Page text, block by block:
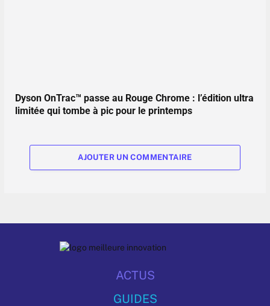
Dyson OnTrac™ passe au Rouge Chrome : l’édition ultra
limitée qui tombe à pic pour le printemps
AJOUTER UN COMMENTAIRE
ACTUS
GUIDES